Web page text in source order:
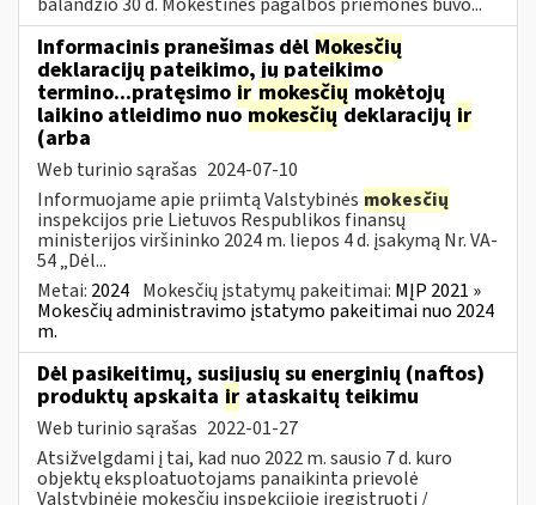
Informacinis pranešimas dėl Mokesčių
deklaracijų pateikimo, jų pateikimo
termino...pratęsimo ir mokesčių mokėtojų
laikino atleidimo nuomokesčiųdeklaracijų ir
(arba
Web turinio sąrašas 2024-07-10
Informuojame apie priimtą Valstybinės mokesčių
inspekcijos prie Lietuvos Respublikos finansų
ministerijos viršininko 2024 m. liepos 4 d. įsakymą Nr. VA-
54 „Dėl...
Metai: 2024 Mokesčių įstatymų pakeitimai: MĮP 2021 »
Mokesčių administravimo įstatymo pakeitimai nuo 2024
m.
Dėl pasikeitimų, susijusių su energinių (naftos)
produktų apskaita ir ataskaitų teikimu
Web turinio sąrašas 2022-01-27
Atsižvelgdami į tai, kad nuo 2022 m. sausio 7 d. kuro
objektų eksploatuotojams panaikinta prievolė
Valstybinėje mokesčių inspekcijoje įregistruoti /